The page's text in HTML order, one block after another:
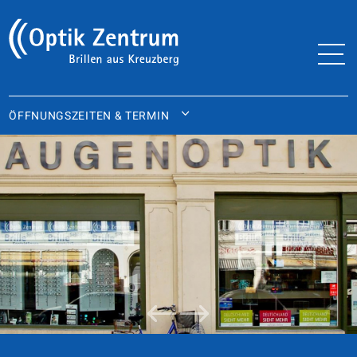
ÖFFNUNGSZEITEN & TERMIN
WIR FREUEN UNS AUF SIE!
ÖFFNUNGSZEITEN
Montag, Dienstag, Donnerstag und Freitag:
10.00 – 18.00 Uhr
Mittwoch: geschlossen